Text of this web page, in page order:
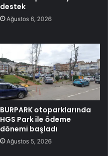
destek
Ağustos 6, 2026
BURPARK otoparklarında
HGS Park ile ödeme
dönemi başladı
Ağustos 5, 2026